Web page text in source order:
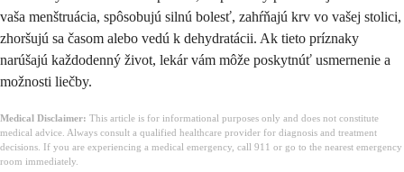
vaša menštruácia, spôsobujú silnú bolesť, zahŕňajú krv vo vašej stolici,
zhoršujú sa časom alebo vedú k dehydratácii. Ak tieto príznaky
narúšajú každodenný život, lekár vám môže poskytnúť usmernenie a
možnosti liečby.
Medical Disclaimer: This article is for informational purposes only and does not constitute
medical advice. Always consult a qualified healthcare provider for diagnosis and treatment
decisions. If you are experiencing a medical emergency, call 911 or go to the nearest emergency
room immediately.